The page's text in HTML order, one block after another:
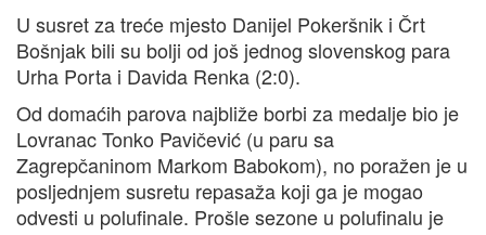
U susret za treće mjesto Danijel Pokeršnik i Črt
Bošnjak bili su bolji od još jednog slovenskog para
Urha Porta i Davida Renka (2:0).
Od domaćih parova najbliže borbi za medalje bio je
Lovranac Tonko Pavičević (u paru sa
Zagrepčaninom Markom Babokom), no poražen je u
posljednjem susretu repasaža koji ga je mogao
odvesti u polufinale. Prošle sezone u polufinalu je